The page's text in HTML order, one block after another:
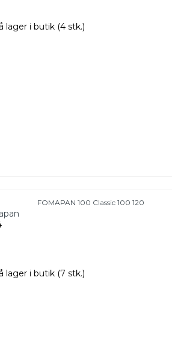
lager i butik (4 stk.)
FOMAPAN 100 Classic 100 120
lager i butik (7 stk.)